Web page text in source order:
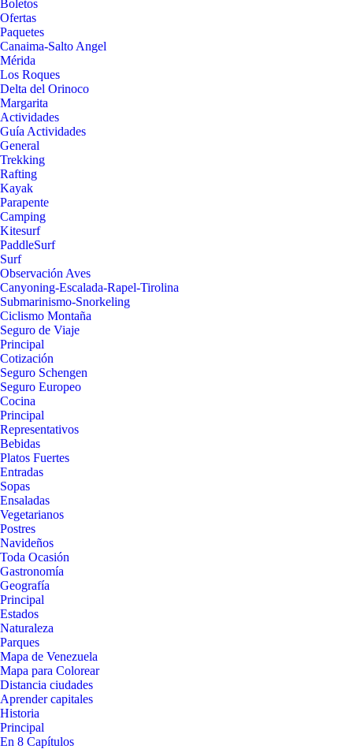
Boletos
Ofertas
Paquetes
Canaima-Salto Angel
Mérida
Los Roques
Delta del Orinoco
Margarita
Actividades
Guía Actividades
General
Trekking
Rafting
Kayak
Parapente
Camping
Kitesurf
PaddleSurf
Surf
Observación Aves
Canyoning-Escalada-Rapel-Tirolina
Submarinismo-Snorkeling
Ciclismo Montaña
Seguro de Viaje
Principal
Cotización
Seguro Schengen
Seguro Europeo
Cocina
Principal
Representativos
Bebidas
Platos Fuertes
Entradas
Sopas
Ensaladas
Vegetarianos
Postres
Navideños
Toda Ocasión
Gastronomía
Geografía
Principal
Estados
Naturaleza
Parques
Mapa de Venezuela
Mapa para Colorear
Distancia ciudades
Aprender capitales
Historia
Principal
En 8 Capítulos